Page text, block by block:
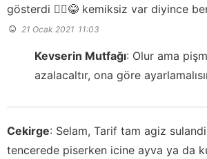
gösterdi 🤦‍♀️😂 kemiksiz var diyince
☺️ 21 Ocak 2021 11:03
Kevserin Mutfağı: Olur ama
azalacaltır, ona göre
Cekirge: Selam, Tarif tam agiz
tencerede piserken icine ayva ya da